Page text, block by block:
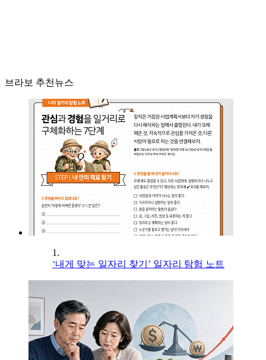
브라보 추천뉴스
1.
‘내게 맞는 일자리 찾기’ 일자리 탐험 노트